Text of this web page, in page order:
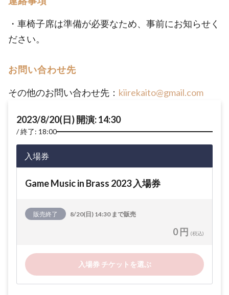
・車椅子席は準備が必要なため、事前にお知らせく
ださい。
お問い合わせ先
その他のお問い合わせ先： kiirekaito@gmail.com
2023/8/20(日) 開演: 14:30
終了: 18:00
入場券
Game Music in Brass 2023 入場券
販売終了 8/20(日) 14:30 まで販売
0 円 (税込)
入場券 チケットを選ぶ